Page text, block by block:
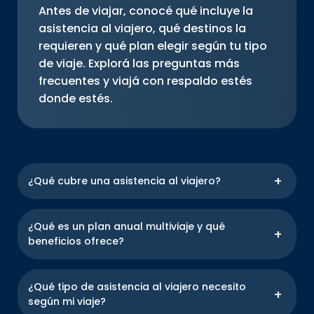
Antes de viajar, conocé qué incluye la
asistencia al viajero, qué destinos la
requieren y qué plan elegir según tu tipo
de viaje. Explorá las preguntas más
frecuentes y viajá con respaldo estés
donde estés.
¿Qué cubre una asistencia al viajero?
Incluye atención médica ante emergencias,
medicamentos, internaciones, asistencia
odontológica, traslado sanitario, repatriación y más.
¿Qué es un plan anual multiviaje y qué
beneficios ofrece?
Si viajas con nosotros, tendrás acceso inmediato a
una red de asistencia que te respaldará en todo
momento. En caso de necesitar asistencia puedes
comunicarte con nuestra Central de Operaciones a
¿Qué tipo de asistencia al viajero necesito
según mi viaje?